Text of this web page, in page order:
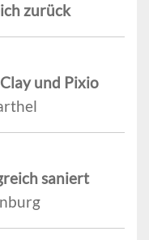
zurück
und Pixio
saniert